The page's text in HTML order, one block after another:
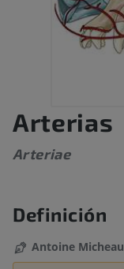
Arterias
Arteriae
Definición
Antoine Micheau